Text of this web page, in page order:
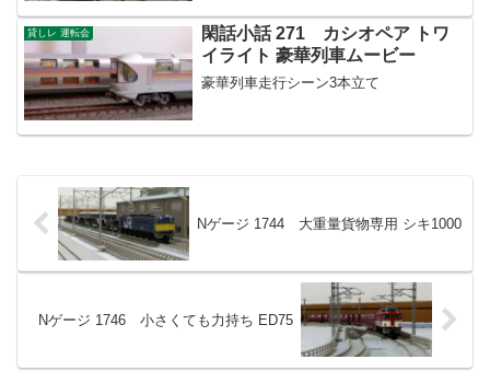
貸しレ 運転会
閑話小話 271 カシオペア トワ
イライト 豪華列車ムービー
豪華列車走行シーン3本立て
Nゲージ 1744 大重量貨物専用 シキ1000
Nゲージ 1746 小さくても力持ち ED75